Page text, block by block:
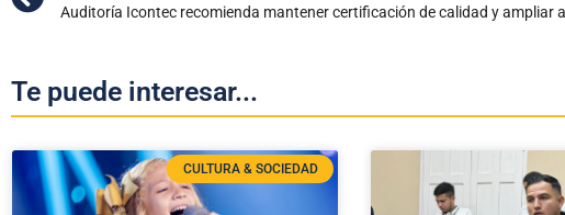
Te puede interesar...
CULTURA & SOCIEDAD